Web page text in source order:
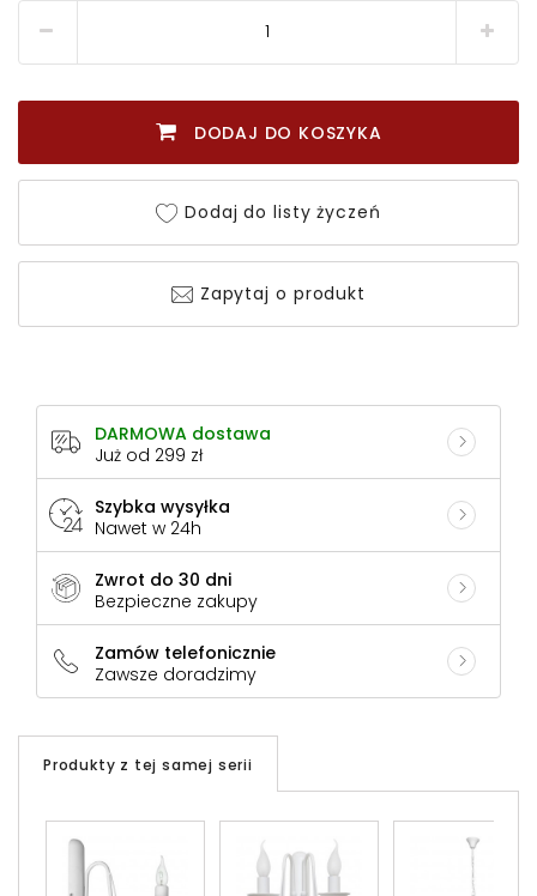
DODAJ DO KOSZYKA
Dodaj do listy życzeń
Zapytaj o produkt
DARMOWA dostawa
Już od 299 zł
Szybka wysyłka
Nawet w 24h
Zwrot do 30 dni
Bezpieczne zakupy
Zamów telefonicznie
Zawsze doradzimy
Produkty z tej samej serii